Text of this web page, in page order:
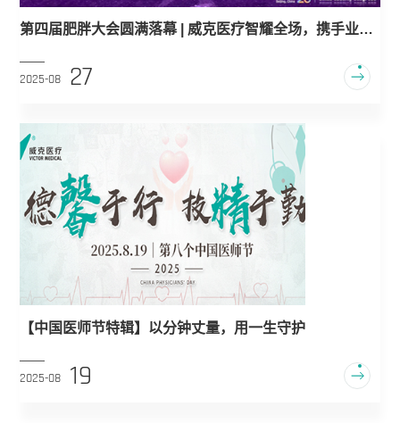
第四届肥胖大会圆满落幕 | 威克医疗智耀全场，携手业界
2025-08 27
【中国医师节特辑】以分钟丈量，用一生守护
2025-08 19